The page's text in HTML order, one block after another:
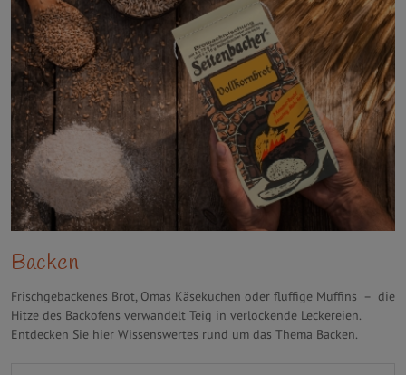
Backen
Frischgebackenes Brot, Omas Käsekuchen oder fluffige Muffins – die
Hitze des Backofens verwandelt Teig in verlockende Leckereien.
Entdecken Sie hier Wissenswertes rund um das Thema Backen.